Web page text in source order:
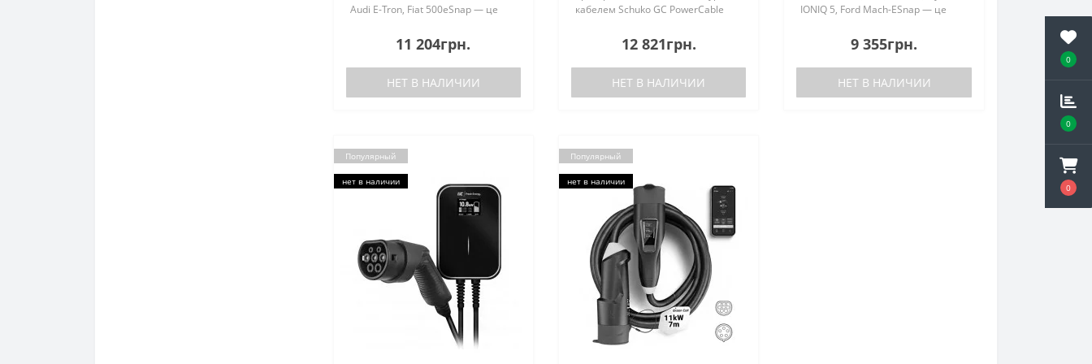
0
0
0
Audi E-Tron, Fiat 500eSnap — це
електромобілів Type 2, сумісний зі
всіма електромобілями,
гібридами що підкл..
11 204грн.
НЕТ В НАЛИЧИИ
кабелем Schuko GC PowerCable
електромобілів та підключаємих
гібридівGC EV PowerCable — це
зарядний пристрій, який пі..
12 821грн.
НЕТ В НАЛИЧИИ
IONIQ 5, Ford Mach-ESnap — це
електромобілів Type 2, котрий
сумісний зі всіма
електромобілями, гібридами, ..
9 355грн.
НЕТ В НАЛИЧИИ
Популярный
нет в наличии
Популярный
нет в наличии